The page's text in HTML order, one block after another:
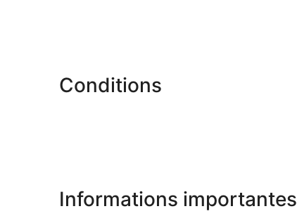
Conditions
Informations importantes